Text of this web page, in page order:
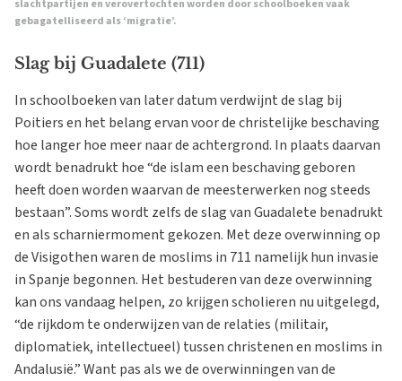
slachtpartijen en verovertochten worden door schoolboeken vaak
gebagatelliseerd als ‘migratie’.
Slag bij Guadalete (711)
In schoolboeken van later datum verdwijnt de slag bij
Poitiers en het belang ervan voor de christelijke beschaving
hoe langer hoe meer naar de achtergrond. In plaats daarvan
wordt benadrukt hoe “de islam een beschaving geboren
heeft doen worden waarvan de meesterwerken nog steeds
bestaan”. Soms wordt zelfs de slag van Guadalete benadrukt
en als scharniermoment gekozen. Met deze overwinning op
de Visigothen waren de moslims in 711 namelijk hun invasie
in Spanje begonnen. Het bestuderen van deze overwinning
kan ons vandaag helpen, zo krijgen scholieren nu uitgelegd,
“de rijkdom te onderwijzen van de relaties (militair,
diplomatiek, intellectueel) tussen christenen en moslims in
Andalusië.” Want pas als we de overwinningen van de